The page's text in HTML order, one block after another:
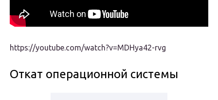
https://youtube.com/watch?v=MDHya42-rvg
Откат операционной системы